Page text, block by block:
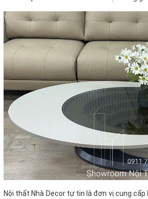
Nội thất Nhà Decor tự tin là đơn vị cung cấp